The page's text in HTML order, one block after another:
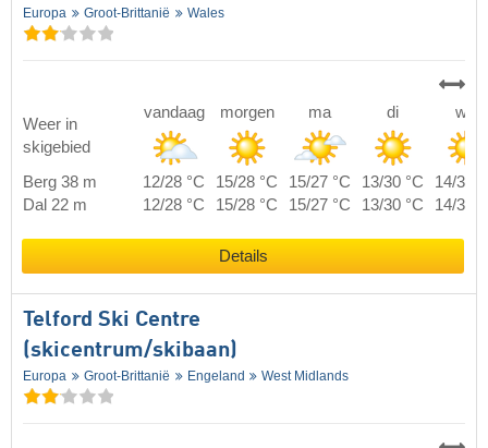
Europa Groot-Brittanië Wales
Weer in
skigebied
vandaag morgen ma di wo
Berg 38 m 12/28 °C 15/28 °C 15/27 °C 13/30 °C
14/33
Dal 22 m
12/28 °C 15/28 °C 15/27 °C 13/30 °C 14/33
Details
Telford Ski Centre
(skicentrum/skibaan)
Europa Groot-Brittanië Engeland West Midlands